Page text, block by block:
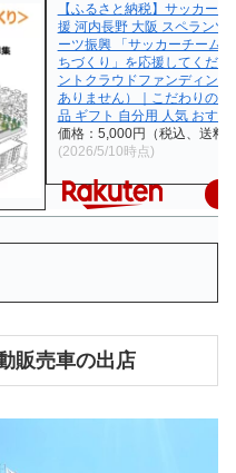
【ふるさと納税】サッカー
援 河内長野 大阪 スペランツ
ーツ振興 「サッカーチーム
ちづくり」を応援してくださ
ントクラウドファンディン
ありません）｜こだわりの逸
品 ギフト 自分用 人気 おすす
価格：5,000円（税込、送料
(2026/5/10時点)
販売車の出店